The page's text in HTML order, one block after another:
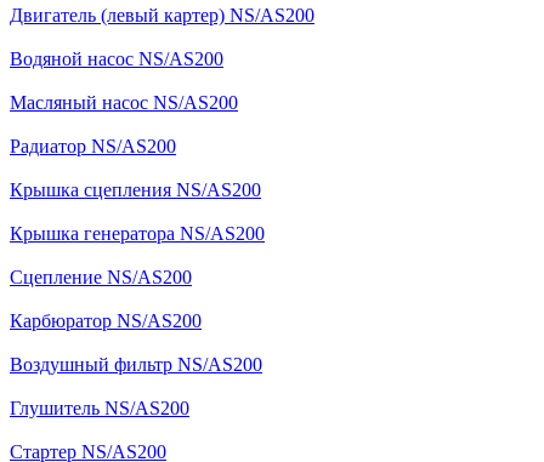
Двигатель (левый картер) NS/AS200
Водяной насос NS/AS200
Масляный насос NS/AS200
Радиатор NS/AS200
Крышка сцепления NS/AS200
Крышка генератора NS/AS200
Сцепление NS/AS200
Карбюратор NS/AS200
Воздушный фильтр NS/AS200
Глушитель NS/AS200
Стартер NS/AS200